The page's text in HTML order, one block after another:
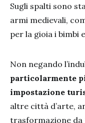
Sugli spalti sono
armi medievali,
per la gioia i bimbi
Non negando
particolarmente
impostazione
altre città d’arte,
trasformazione da